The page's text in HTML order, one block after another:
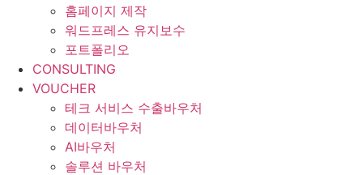
홈페이지 제작
워드프레스 유지보수
포트폴리오
CONSULTING
VOUCHER
테크 서비스 수출바우처
데이터바우처
AI바우처
솔루션 바우처